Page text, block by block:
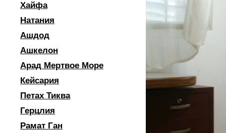
Хайфа
Натания
Ашдод
Ашкелон
Арад Мертвое Море
Кейсария
Петах Тиква
Герцлия
Рамат Ган